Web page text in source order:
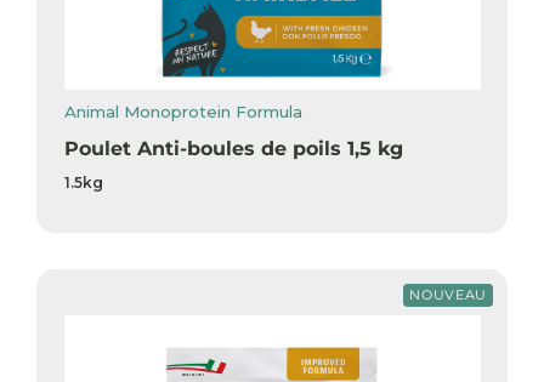
Animal Monoprotein Formula
Poulet Anti-boules de poils 1,5 kg
1.5kg
NOUVEAU